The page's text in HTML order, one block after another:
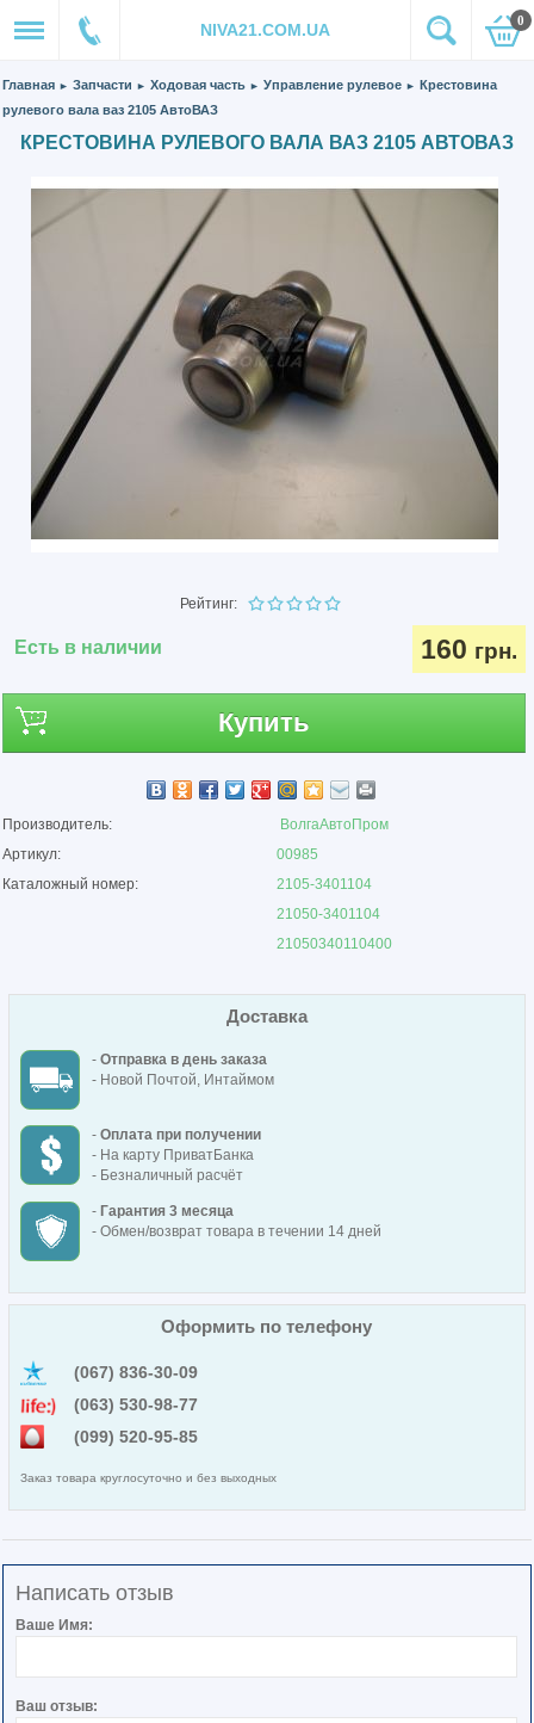
NIVA21.COM.UA 0
Главная ► Запчасти ► Ходовая часть ► Управление рулевое ► Крестовина
рулевого вала ваз 2105 АвтоВАЗ
КРЕСТОВИНА РУЛЕВОГО ВАЛА ВАЗ 2105 АВТОВАЗ
Рейтинг:
Есть в наличии 160 грн.
Купить
Производитель:
ВолгаАвтоПром
Артикул:
00985
Каталожный номер:
2105-3401104
21050-3401104
21050340110400
Доставка
- Отправка в день заказа
- Новой Почтой, Интаймом
- Оплата при получении
- На карту ПриватБанка
- Безналичный расчёт
- Гарантия 3 месяца
- Обмен/возврат товара в течении 14 дней
Оформить по телефону
(067) 836-30-09
(063) 530-98-77
(099) 520-95-85
Заказ товара круглосуточно и без выходных
Написать отзыв
Ваше Имя:
Ваш отзыв: